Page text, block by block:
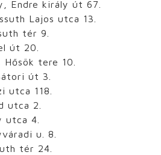
Endre király út 67.
Lajos utca 13.
tér 9.
út 20.
tere 10.
út 3.
utca 118.
utca 2.
utca 4.
u. 8.
tér 24.